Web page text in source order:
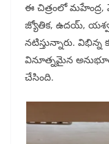
ఈ చిత్రంలో మహేంద్ర,
జ్యోతిక, ఉదయ్,
నటిస్తున్నారు. విభిన్న
వినూత్నమైన
చేసింది.